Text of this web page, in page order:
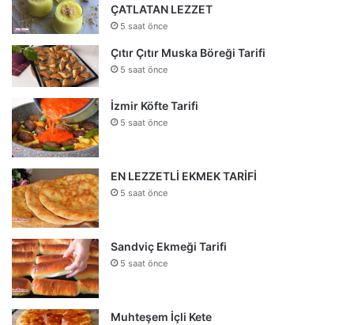
ÇATLATAN LEZZET
5 saat önce
Çıtır Çıtır Muska Böreği Tarifi
5 saat önce
İzmir Köfte Tarifi
5 saat önce
EN LEZZETLİ EKMEK TARİFİ
5 saat önce
Sandviç Ekmeği Tarifi
5 saat önce
Muhteşem İçli Kete